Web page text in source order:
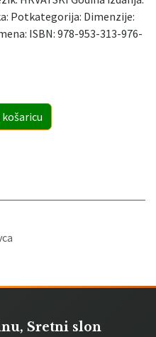
Potkategorija: Dimenzije:
ISBN: 978-953-313-976-
košaricu
Sretni slon